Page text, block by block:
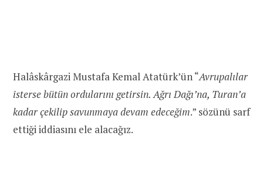
Halâskârgazi Mustafa Kemal Atatürk’ün “Avrupalılar
isterse bütün ordularını getirsin. Ağrı Dağı’na, Turan’a
kadar çekilip savunmaya devam edeceğim.” sözünü sarf
ettiği iddiasını ele alacağız.